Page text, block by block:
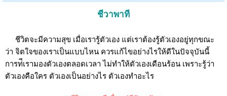
ชีวาพาที
ชีวิตจะมีความสุข เมื่อเรารู้ตัวเอง แต่เราต้องรู้ตัวเองอยู่ทุกขณะ
ว่า จิตใจของเราเป็นแบบไหน ควรแก้ไขอย่างไรให้ดีในปัจจุบันนี้
การท่ีเรามองตัวเองตลอดเวลา ไม่ทำให้ตัวเองเดือนร้อน เพราะรู้ว่า
ตัวเองคือใคร ตัวเองเป็นอย่างไร ตัวเองทำอะไร